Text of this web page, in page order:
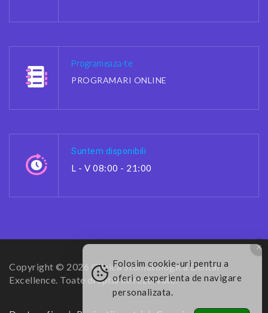
Programeaza-te
PROGRAMARI ONLINE
Suntem disponibili
L - V 08:00 - 21:00
Copyright © 2026 Clinica Stomatologica Dental
Excellence. Toate drepturile rezervate.
Folosim cookie-uri pentru a
oferi o experienta de navigare
personalizata.